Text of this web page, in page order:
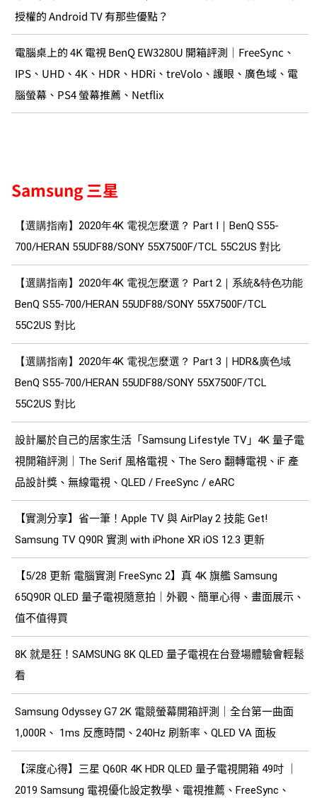
授權的 Android TV 有那些優點？
電腦桌上的 4K 電視 BenQ EW3280U 開箱評測｜FreeSync、
IPS、UHD、4K、HDR、HDRi、treVolo、護眼、廣色域、電
腦螢幕、PS4 螢幕推薦、Netflix
Samsung 三星
【選購指南】2020年4K 電視怎麼選？ Part I｜BenQ S55-
700/HERAN 55UDF88/SONY 55X7500F/TCL 55C2US 對比
【選購指南】2020年4K 電視怎麼選？ Part 2｜系統&特色功能
BenQ S55-700/HERAN 55UDF88/SONY 55X7500F/TCL
55C2US 對比
【選購指南】2020年4K 電視怎麼選？ Part 3｜HDR&廣色域
BenQ S55-700/HERAN 55UDF88/SONY 55X7500F/TCL
55C2US 對比
設計屬於自己的居家生活「Samsung Lifestyle TV」4K 量子電
視開箱評測｜The Serif 風格電視、The Sero 翻轉電視、iF 產
品設計獎、無線電視、QLED / FreeSync / eARC
【實測分享】省一筆！Apple TV 與 AirPlay 2 技能 Get!
Samsung TV Q90R 實測 with iPhone XR iOS 12.3 更新
【5/28 更新 電腦實測 FreeSync 2】真 4K 旗艦 Samsung
65Q90R QLED 量子電視隨意拍｜外觀、簡單心得、畫面展示、
值不值得買
8K 就是狂！SAMSUNG 8K QLED 量子電視在台登場體驗會輕鬆
看
Samsung Odyssey G7 2K 電競螢幕開箱評測｜全台第一曲面
1,000R、 1ms 反應時間、240Hz 刷新率、QLED VA 面板
【深度心得】三星 Q60R 4K HDR QLED 量子電視開箱 49吋 ｜
2019 Samsung 電視優化設定教學、電視推薦、FreeSync、